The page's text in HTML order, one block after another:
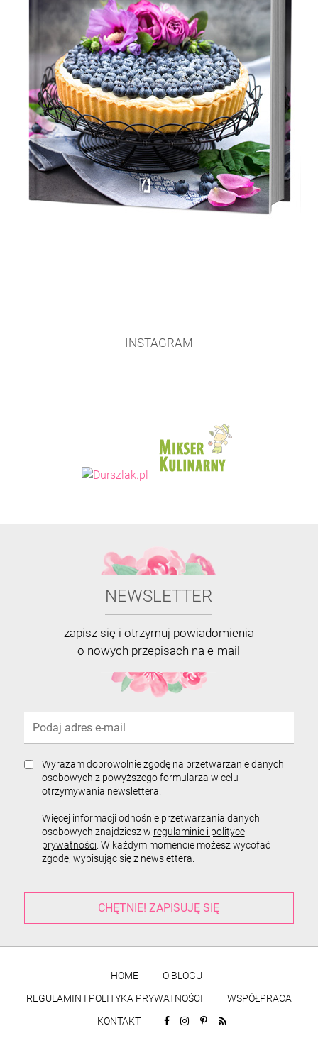
INSTAGRAM
NEWSLETTER
zapisz się i otrzymuj powiadomienia
o nowych przepisach na e-mail
Wyrażam dobrowolnie zgodę na przetwarzanie danych
osobowych z powyższego formularza w celu
otrzymywania newslettera.
Więcej informacji odnośnie przetwarzania danych
osobowych znajdziesz w regulaminie i polityce
prywatności . W każdym momencie możesz wycofać
zgodę, wypisując sięz newslettera.
HOME
O BLOGU
REGULAMIN I POLITYKA PRYWATNOŚCI
WSPÓŁPRACA
KONTAKT